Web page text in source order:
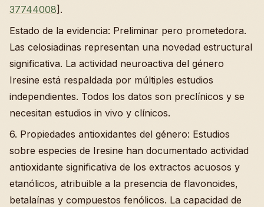
37744008].
Estado de la evidencia: Preliminar pero prometedora.
Las celosiadinas representan una novedad estructural
significativa. La actividad neuroactiva del género
Iresine está respaldada por múltiples estudios
independientes. Todos los datos son preclínicos y se
necesitan estudios in vivo y clínicos.
6. Propiedades antioxidantes del género: Estudios
sobre especies de Iresine han documentado actividad
antioxidante significativa de los extractos acuosos y
etanólicos, atribuible a la presencia de flavonoides,
betalaínas y compuestos fenólicos. La capacidad de